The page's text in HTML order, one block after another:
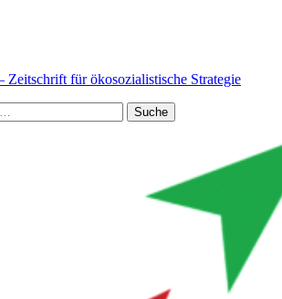
Zeitschrift für ökosozialistische Strategie